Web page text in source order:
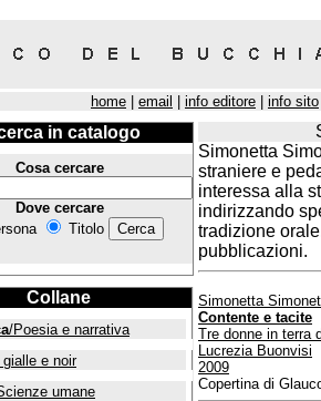
home email info editore info sito
in catalogo
Cosa cercare
Dove cercare
Titolo
Collane
/Poesia e narrativa
e noir
umane
Simonetta
straniere e
interessa alla
indirizzando
tradizione
pubblicazioni.
Simonetta
Contente e tacite
Tre donne in terra
Lucrezia Buonvisi
2009
Copertina di